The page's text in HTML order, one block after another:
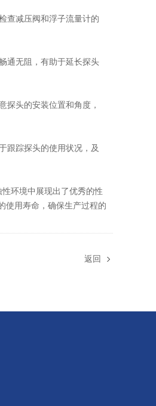
查减压阀和浮子流量计的
通无阻，有助于延长探头
探头的安装位置和角度，
跟踪探头的使用状况，及
环境中展现出了优秀的性
使用寿命，确保生产过程的
返回